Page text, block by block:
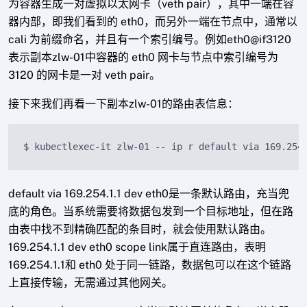
为容器生成一对虚拟以太网卡（veth pair），其中一端在容
器内部，即我们看到的 eth0，而另外一端在节点中，通常以
cali 为前缀命名，并且有一个索引编号。例如eth0@if3120
表示副本zlw-01中容器的 eth0 网卡与节点中索引编号为
3120 的网卡是一对 veth pair。
接下来我们再看一下副本zlw-01的路由表信息：
$ kubectlexec-it zlw-01 -- ip r default via
default via 169.254.1.1 dev eth0是一条默认路由，充当兜
底的角色。当系统需要将数据包发到一个目标地址，但在路
由表中找不到精确匹配的条目时，就会使用默认路由。
169.254.1.1 dev eth0 scope link属于直连路由，表明
169.254.1.1和 eth0 处于同一链路，数据包可以在这个链路
上直接传输，无需通过其他网关。